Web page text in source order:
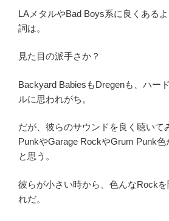
LAメタルやBad Boys系に良くある
詞は。
見た目の派手さか？
Backyard BabiesもDregenも、ハー
ルに思われがち。
だが、彼らのサウンドを良く聴いて
PunkやGarage RockやGrum Punk色
と思う。
彼らが小さい時から、色んなRock
れだ。